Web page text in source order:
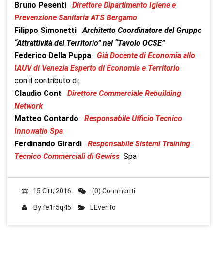
Bruno Pesenti
Direttore Dipartimento Igiene e
Prevenzione Sanitaria ATS Bergamo
Filippo Simonetti
Architetto Coordinatore del Gruppo
“Attrattività del Territorio” nel “Tavolo OCSE”
Federico Della Puppa
Già Docente di Economia allo
IAUV di Venezia Esperto di Economia e Territorio
con il contributo di:
Claudio Cont
Direttore Commerciale Rebuilding
Network
Matteo Contardo
Responsabile Ufficio Tecnico
Innowatio Spa
Ferdinando Girardi
Responsabile Sistemi Training
Tecnico Commerciali di Gewiss Spa
15 Ott, 2016 (0) Commenti
By fe1r5q45 L'Evento